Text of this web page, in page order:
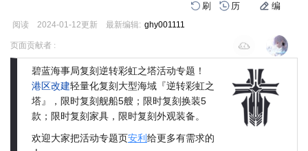
刷 历 编
阅读 2024-01-12更新 最新编辑: ghy001111
跳
跳
页面贡献者 :
碧蓝海事局复刻逆转彩虹之塔活动专题！
港区改建轻量化复刻大型海域『逆转彩虹之
塔』，限时复刻舰船5艘；限时复刻换装5
款；限时复刻家具，限时复刻外观装备。
欢迎大家把活动专题页安利 给更多有需求的